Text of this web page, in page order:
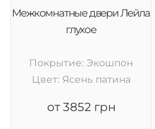
Межкомнатные двери Лейла
глухое
Покрытие: Экошпон
Цвет: Ясень патина
от 3852 грн